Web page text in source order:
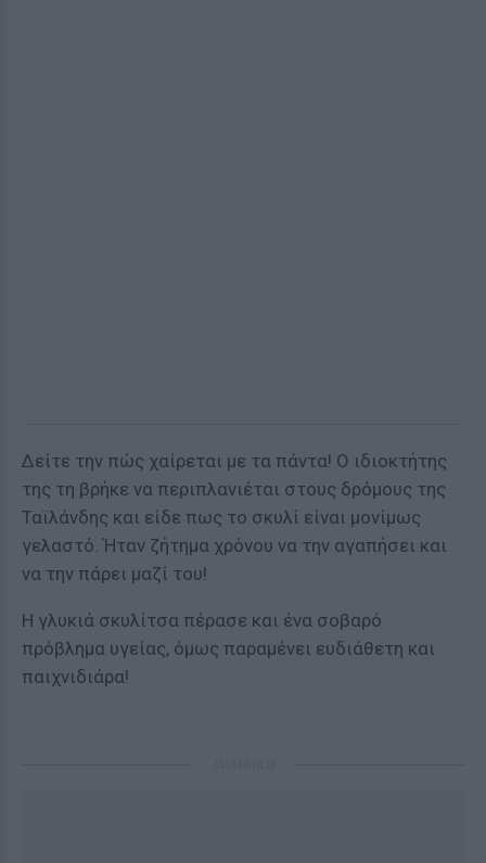
Δείτε την πώς χαίρεται με τα πάντα! Ο ιδιοκτήτης
της τη βρήκε να περιπλανιέται στους δρόμους της
Ταϊλάνδης και είδε πως το σκυλί είναι μονίμως
γελαστό. Ήταν ζήτημα χρόνου να την αγαπήσει και
να την πάρει μαζί του!
Η γλυκιά σκυλίτσα πέρασε και ένα σοβαρό
πρόβλημα υγείας, όμως παραμένει ευδιάθετη και
παιχνιδιάρα!